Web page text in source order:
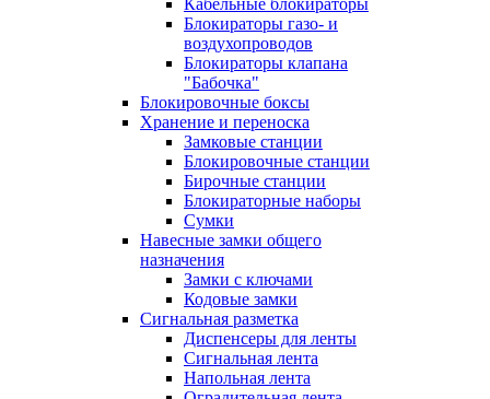
Кабельные блокираторы
Блокираторы газо- и
воздухопроводов
Блокираторы клапана
"Бабочка"
Блокировочные боксы
Хранение и переноска
Замковые станции
Блокировочные станции
Бирочные станции
Блокираторные наборы
Сумки
Навесные замки общего
назначения
Замки с ключами
Кодовые замки
Сигнальная разметка
Диспенсеры для ленты
Сигнальная лента
Напольная лента